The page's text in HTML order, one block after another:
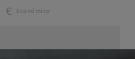
Económico